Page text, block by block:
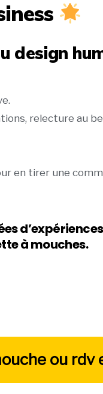
design
relecture au
en tirer une
à mouches.
ou rdv